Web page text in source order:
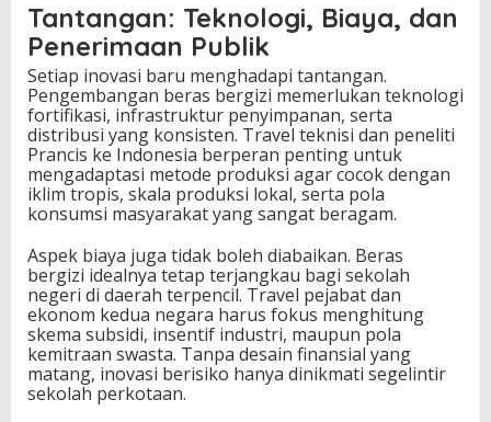
Tantangan: Teknologi, Biaya, dan
Penerimaan Publik
Setiap inovasi baru menghadapi tantangan.
Pengembangan beras bergizi memerlukan teknologi
fortifikasi, infrastruktur penyimpanan, serta
distribusi yang konsisten. Travel teknisi dan peneliti
Prancis ke Indonesia berperan penting untuk
mengadaptasi metode produksi agar cocok dengan
iklim tropis, skala produksi lokal, serta pola
konsumsi masyarakat yang sangat beragam.
Aspek biaya juga tidak boleh diabaikan. Beras
bergizi idealnya tetap terjangkau bagi sekolah
negeri di daerah terpencil. Travel pejabat dan
ekonom kedua negara harus fokus menghitung
skema subsidi, insentif industri, maupun pola
kemitraan swasta. Tanpa desain finansial yang
matang, inovasi berisiko hanya dinikmati segelintir
sekolah perkotaan.